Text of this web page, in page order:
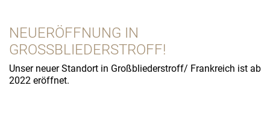
NEUERÖFFNUNG IN
GROSSBLIEDERSTROFF!
Unser neuer Standort in Großbliederstroff/ Frankreich ist ab
2022 eröffnet.